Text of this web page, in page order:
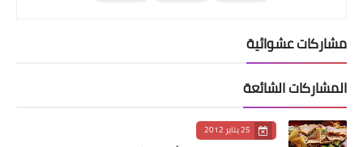
مشاركات عشوائية
المشاركات الشائعة
25 يناير 2012